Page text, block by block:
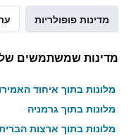
מדינות פופולריות
מדינות שמשתמשים
מלונות בתוך איחוד
מלונות בתוך גרמניה
מלונות בתוך ארצות